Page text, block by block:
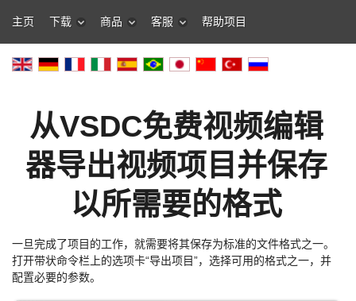
主页 下载 商品 客服 帮助项目
从VSDC免费视频编辑
器导出视频项目并保存
以所需要的格式
一旦完成了项目的工作，就需要将其保存为标准的文件格式之一。
打开带状命令栏上的选项卡“导出项目”，选择可用的格式之一，并
配置必要的参数。